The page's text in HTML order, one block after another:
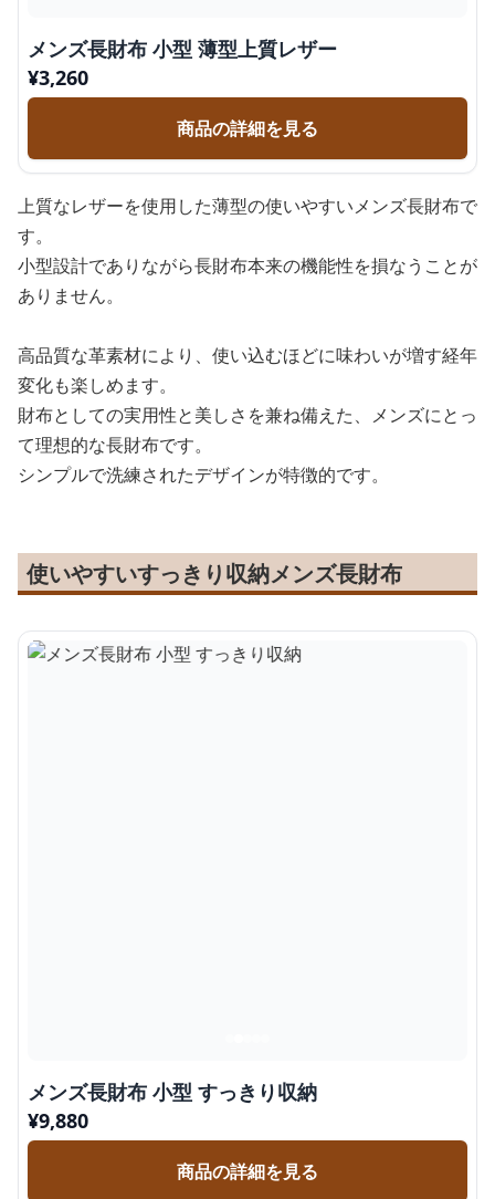
メンズ長財布 小型 薄型上質レザー
¥3,260
商品の詳細を見る
上質なレザーを使用した薄型の使いやすいメンズ長財布で
す。
小型設計でありながら長財布本来の機能性を損なうことが
ありません。
高品質な革素材により、使い込むほどに味わいが増す経年
変化も楽しめます。
財布としての実用性と美しさを兼ね備えた、メンズにとっ
て理想的な長財布です。
シンプルで洗練されたデザインが特徴的です。
使いやすいすっきり収納メンズ長財布
メンズ長財布 小型 すっきり収納
¥9,880
商品の詳細を見る